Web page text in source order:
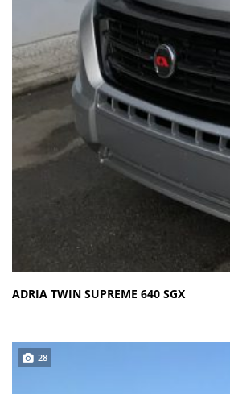
ADRIA TWIN SUPREME 640 SGX
28